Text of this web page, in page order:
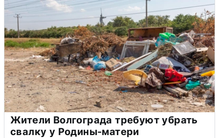
Жители Волгограда требуют убрать
свалку у Родины-матери